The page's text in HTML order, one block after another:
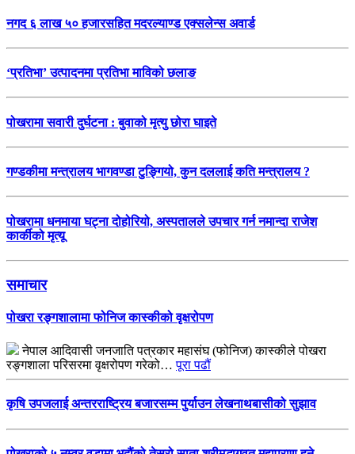
नगद ६ लाख ५० हजारसहित मदरल्याण्ड एक्सलेन्स अवार्ड
‘प्रतिभा’ उत्पादनमा प्रतिभा माविको छलाङ
पोखरामा सवारी दुर्घटना : बुवाको मृत्यु छोरा घाइते
गण्डकीमा मन्त्रालय भागवण्डा टुङ्गियो, कुन दललाई कति मन्त्रालय ?
पोखरामा धनमाया घट्ना दोहोरियो, अस्पतालले उपचार गर्न नमान्दा राजेश
कार्कीको मृत्यू
समाचार
पोखरा रङ्गशालामा फोनिज कास्कीको वृक्षरोपण
नेपाल आदिवासी जनजाति पत्रकार महासंघ (फोनिज) कास्कीले पोखरा
रङ्गशाला परिसरमा वृक्षरोपण गरेको…पूरा पढौं
कृषि उपजलाई अन्तरराष्ट्रिय बजारसम्म पुर्याउन लेखनाथबासीको सुझाव